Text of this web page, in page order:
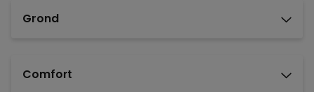
Grond
Comfort